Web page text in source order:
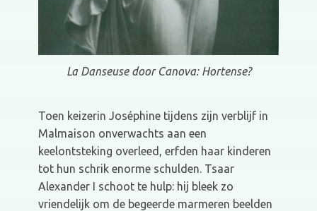
La Danseuse door Canova: Hortense?
Toen keizerin Joséphine tijdens zijn verblijf in
Malmaison onverwachts aan een
keelontsteking overleed, erfden haar kinderen
tot hun schrik enorme schulden. Tsaar
Alexander I schoot te hulp: hij bleek zo
vriendelijk om de begeerde marmeren beelden